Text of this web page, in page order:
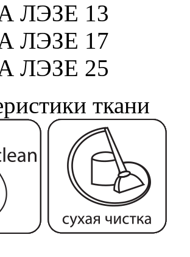
ЛЭЗЕ 13
ЛЭЗЕ 17
ЛЭЗЕ 25
ткани